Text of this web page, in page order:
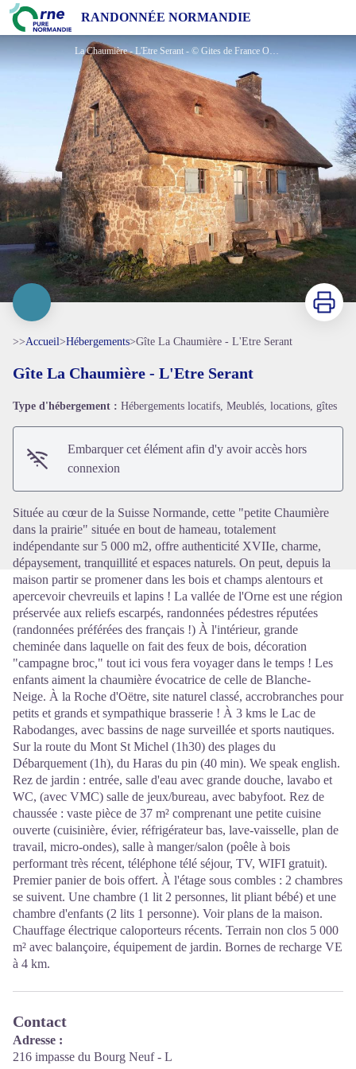
RANDONNÉE NORMANDIE
Gîte La Chaumière - L'Etre Serant
La Chaumière - L'Etre Serant - © Gites de France Orne
Voir l'image en plein écran
Imprimer
>>Accueil>Hébergements>Gîte La Chaumière - L'Etre Serant
Gîte La Chaumière - L'Etre Serant
Type d'hébergement : Hébergements locatifs, Meublés, locations, gîtes
Embarquer cet élément afin d'y avoir accès hors
connexion
Située au cœur de la Suisse Normande, cette "petite Chaumière
dans la prairie" située en bout de hameau, totalement
indépendante sur 5 000 m2, offre authenticité XVIIe, charme,
dépaysement, tranquillité et espaces naturels. On peut, depuis la
maison partir se promener dans les bois et champs alentours et
apercevoir chevreuils et lapins ! La vallée de l'Orne est une région
préservée aux reliefs escarpés, randonnées pédestres réputées
(randonnées préférées des français !) À l'intérieur, grande
cheminée dans laquelle on fait des feux de bois, décoration
"campagne broc," tout ici vous fera voyager dans le temps ! Les
enfants aiment la chaumière évocatrice de celle de Blanche-
Neige. À la Roche d'Oëtre, site naturel classé, accrobranches pour
petits et grands et sympathique brasserie ! À 3 kms le Lac de
Rabodanges, avec bassins de nage surveillée et sports nautiques.
Sur la route du Mont St Michel (1h30) des plages du
Débarquement (1h), du Haras du pin (40 min). We speak english.
Rez de jardin : entrée, salle d'eau avec grande douche, lavabo et
WC, (avec VMC) salle de jeux/bureau, avec babyfoot. Rez de
chaussée : vaste pièce de 37 m² comprenant une petite cuisine
ouverte (cuisinière, évier, réfrigérateur bas, lave-vaisselle, plan de
travail, micro-ondes), salle à manger/salon (poêle à bois
performant très récent, téléphone télé séjour, TV, WIFI gratuit).
Premier panier de bois offert. À l'étage sous combles : 2 chambres
se suivent. Une chambre (1 lit 2 personnes, lit pliant bébé) et une
chambre d'enfants (2 lits 1 personne). Voir plans de la maison.
Chauffage électrique caloporteurs récents. Terrain non clos 5 000
m² avec balançoire, équipement de jardin. Bornes de recharge VE
à 4 km.
Contact
Adresse :
216 impasse du Bourg Neuf - L